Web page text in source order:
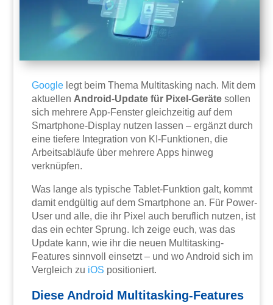
Google legt beim Thema Multitasking nach. Mit dem
aktuellen Android-Update für Pixel-Geräte sollen
sich mehrere App-Fenster gleichzeitig auf dem
Smartphone-Display nutzen lassen – ergänzt durch
eine tiefere Integration von KI-Funktionen, die
Arbeitsabläufe über mehrere Apps hinweg
verknüpfen.
Was lange als typische Tablet-Funktion galt, kommt
damit endgültig auf dem Smartphone an. Für Power-
User und alle, die ihr Pixel auch beruflich nutzen, ist
das ein echter Sprung. Ich zeige euch, was das
Update kann, wie ihr die neuen Multitasking-
Features sinnvoll einsetzt – und wo Android sich im
Vergleich zu iOS positioniert.
Diese Android Multitasking-Features